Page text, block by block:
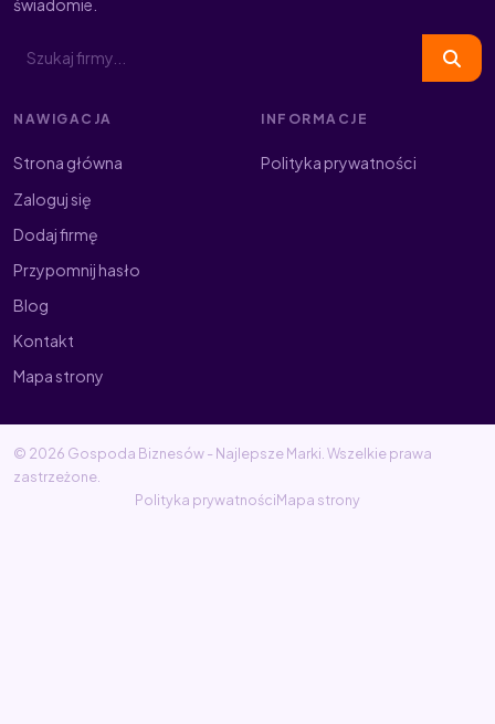
świadomie.
NAWIGACJA
Strona główna
Zaloguj się
Dodaj firmę
Przypomnij hasło
Blog
Kontakt
Mapa strony
INFORMACJE
Polityka prywatności
© 2026 Gospoda Biznesów - Najlepsze Marki. Wszelkie prawa
zastrzeżone.
Polityka prywatnościMapa strony